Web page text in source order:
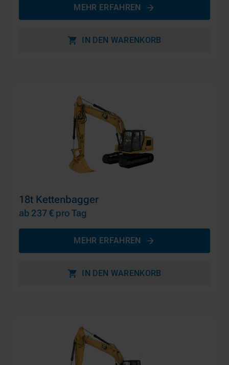
MEHR ERFAHREN
IN DEN WARENKORB
18t Kettenbagger
ab 237 € pro Tag
MEHR ERFAHREN
IN DEN WARENKORB